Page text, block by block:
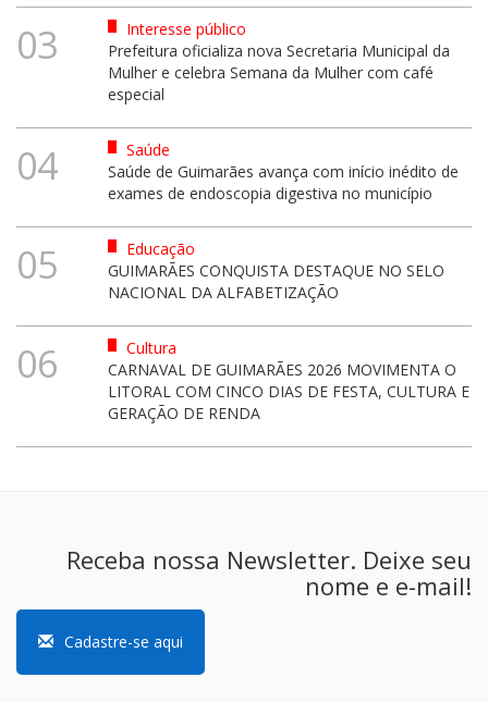
03
Interesse público
Prefeitura oficializa nova Secretaria Municipal da
Mulher e celebra Semana da Mulher com café
especial
04
Saúde
Saúde de Guimarães avança com início inédito de
exames de endoscopia digestiva no município
05
Educação
GUIMARÃES CONQUISTA DESTAQUE NO SELO
NACIONAL DA ALFABETIZAÇÃO
06
Cultura
CARNAVAL DE GUIMARÃES 2026 MOVIMENTA O
LITORAL COM CINCO DIAS DE FESTA, CULTURA E
GERAÇÃO DE RENDA
Receba nossa Newsletter. Deixe seu
nome e e-mail!
Cadastre-se aqui